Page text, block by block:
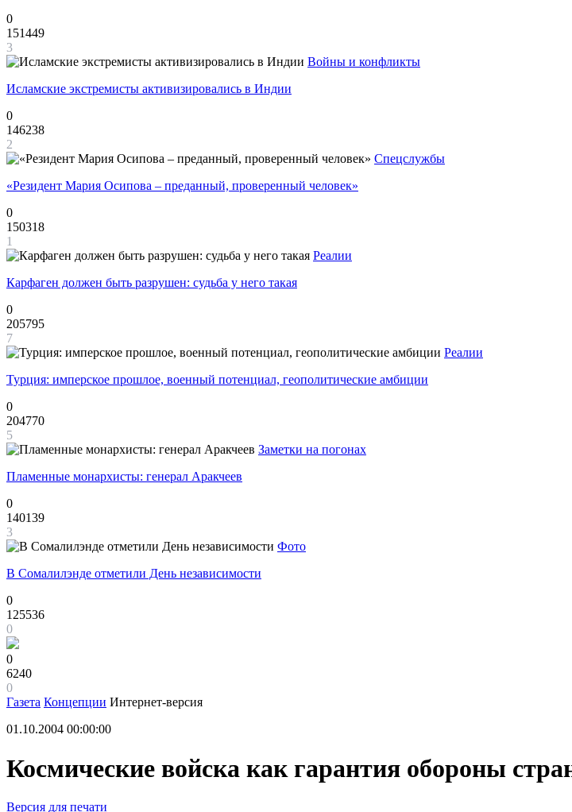
0
151449
3
Войны и конфликты
Исламские экстремисты активизировались в Индии
0
146238
2
Спецслужбы
«Резидент Мария Осипова – преданный, проверенный человек»
0
150318
1
Реалии
Карфаген должен быть разрушен: судьба у него такая
0
205795
7
Реалии
Турция: имперское прошлое, военный потенциал, геополитические амбиции
0
204770
5
Заметки на погонах
Пламенные монархисты: генерал Аракчеев
0
140139
3
Фото
В Сомалилэнде отметили День независимости
0
125536
0
0
6240
0
Газета Концепции Интернет-версия
01.10.2004 00:00:00
Космические войска как гарантия обороны
Версия для печати